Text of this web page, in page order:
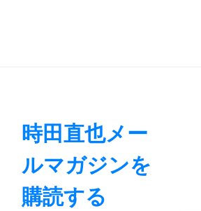
ン
時田直也メー
ルマガジンを
購読する